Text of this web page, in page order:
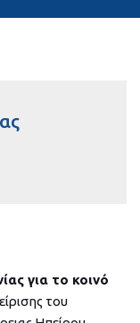
για το κοινό
του